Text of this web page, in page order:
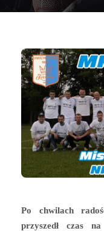
Po chwilach
przyszedł czas